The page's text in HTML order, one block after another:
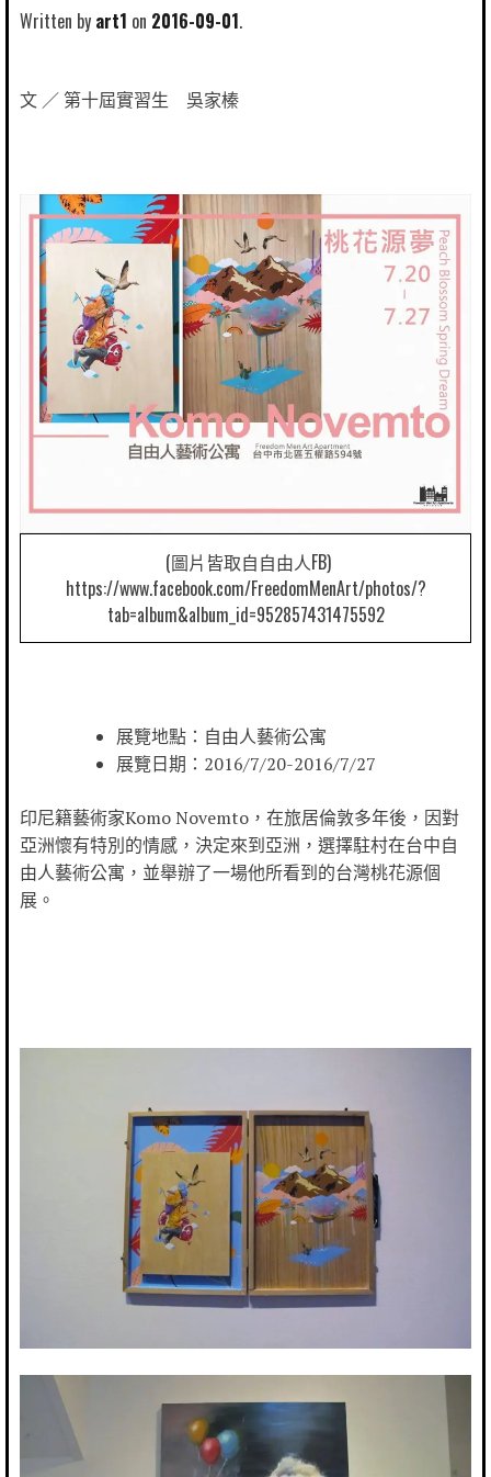
Written by art1 2016-09-01
文 ／ 第十屆實習生 吳家榛
(圖片皆取自自由人FB)
https://www.facebook.com/FreedomMenArt/photos/?
tab=album&album_id=952857431475592
展覽地點：自由人藝術公寓
展覽日期：2016/7/20-2016/7/27
印尼籍藝術家Komo Novemto，在旅居倫敦多年後，因對
亞洲懷有特別的情感，決定來到亞洲，選擇駐村在台中自
由人藝術公寓，並舉辦了一場他所看到的台灣桃花源個
展。